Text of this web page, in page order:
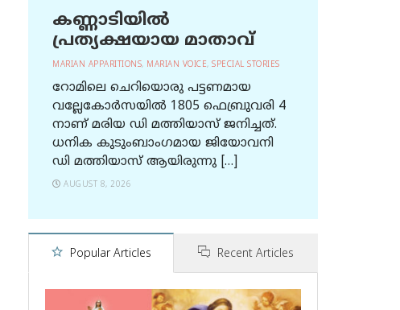
കണ്ണാടിയില്‍
പ്രത്യക്ഷയായ മാതാവ്
MARIAN APPARITIONS, MARIAN VOICE, SPECIAL STORIES
റോമിലെ ചെറിയൊരു പട്ടണമായ
വല്ലേകോര്‍സയില്‍ 1805 ഫെബ്രുവരി 4
നാണ് മരിയ ഡി മത്തിയാസ് ജനിച്ചത്.
ധനിക കുടുംബാംഗമായ ജിയോവനി
ഡി മത്തിയാസ് ആയിരുന്നു […]
AUGUST 8, 2026
Popular Articles Recent Articles